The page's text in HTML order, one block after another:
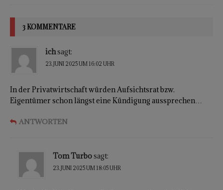
3 KOMMENTARE
ichsagt:
23. JUNI 2025 UM 16:02 UHR
In der Privatwirtschaft würden Aufsichtsrat bzw.
Eigentümer schon längst eine Kündigung aussprechen…
ANTWORTEN
Tom Turbosagt:
23. JUNI 2025 UM 18:05 UHR